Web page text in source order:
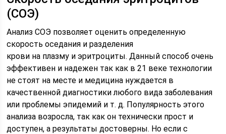
(СОЭ)
Анализ СОЭ позволяет оценить определенную
скорость оседания и разделения
крови на плазму и эритроциты. Данный способ очень
эффективен и надежен так как в 21 веке технологии
не стоят на месте и медицина нуждается в
качественной диагностики любого вида заболевания
или проблемы эпидемий и т. д. Популярность этого
анализа возросла, так как он технически прост и
доступен, а результаты достоверны. Но если с